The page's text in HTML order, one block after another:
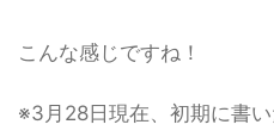
こんな感じですね！
※3月28日現在、初期に書